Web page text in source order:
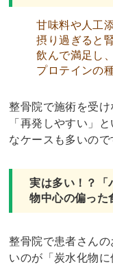
甘味料や人工
摂り過ぎると
飲んで満足し
プロテインの
整骨院で施術を受け
「再発しやすい」
なケースも多いので
実は多い！？「
物中心の偏った
整骨院で患者さん
いのが「炭水化物